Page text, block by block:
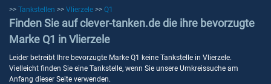
>> Tankstellen >> Vlierzele >> Q1
Finden Sie auf clever-tanken.de die ihre bevorzugte
Marke Q1 in Vlierzele
Leider betreibt Ihre bevorzugte Marke Q1 keine Tankstelle in Vlierzele.
Vielleicht finden Sie eine Tankstelle, wenn Sie unsere Umkreissuche am
Anfang dieser Seite verwenden.